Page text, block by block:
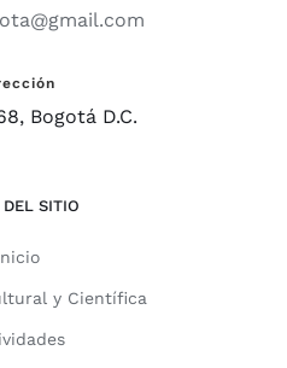
Bogotá D.C.
DEL SITIO
y Científica